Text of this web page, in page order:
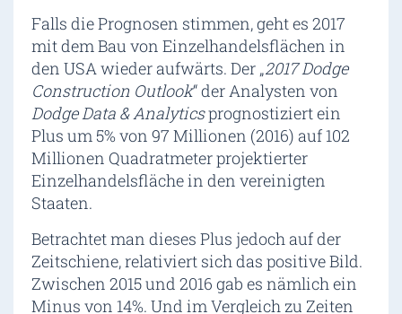
Falls die Prognosen stimmen, geht es 2017
mit dem Bau von Einzelhandelsflächen in
den USA wieder aufwärts. Der „2017 Dodge
Construction Outlook“ der Analysten von
Dodge Data & Analyticsprognostiziert ein
Plus um 5% von 97 Millionen (2016) auf 102
Millionen Quadratmeter projektierter
Einzelhandelsfläche in den vereinigten
Staaten.
Betrachtet man dieses Plus jedoch auf der
Zeitschiene, relativiert sich das positive Bild.
Zwischen 2015 und 2016 gab es nämlich ein
Minus von 14%. Und im Vergleich zu Zeiten